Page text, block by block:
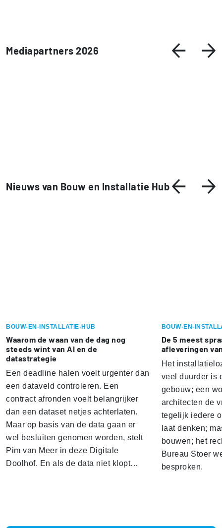
Mediapartners 2026
Nieuws van Bouw en Installatie Hub
BOUW-EN-INSTALLATIE-HUB
Waarom de waan van de dag nog
steeds wint van AI en de
datastrategie
Een deadline halen voelt urgenter dan
een dataveld controleren. Een
contract afronden voelt belangrijker
dan een dataset netjes achterlaten.
Maar op basis van de data gaan er
wel besluiten genomen worden, stelt
Pim van Meer in deze Digitale
Doolhof. En als de data niet klopt…
BOUW-EN-
De 5 meest
afleveringen
Het
veel duurder is
gebouw; een
architecten de
tegelijk iedere
laat denken;
bouwen; het
Bureau Stoer
besproken.